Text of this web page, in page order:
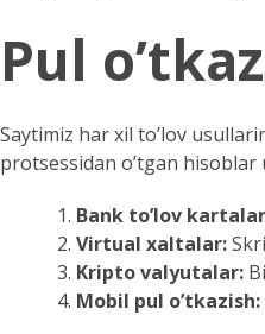
Pul
Saytimiz har xil to’lov
protsessidan o’tgan hisoblar
Bank to’lov
Virtual xaltalar:
Kripto valyutalar:
Mobil pul o’tkazish: